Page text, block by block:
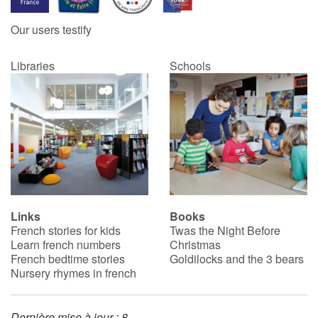
Catalogue anglais
Contraste +
Help
Home
Family
Schools
Libraries
Our users testify
Libraries Schools
Links
French stories for kids
Learn french numbers
French bedtime stories
Nursery rhymes in french
Books
Twas the Night Before
Christmas
Goldilocks and the 3 bears